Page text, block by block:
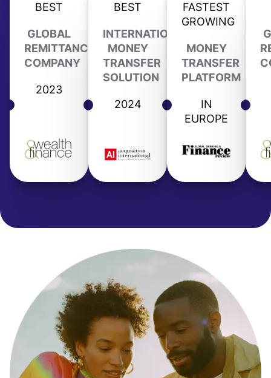
BEST
GLOBAL
REMITTANCE
COMPANY
2023
BEST
INTERNATIONAL
MONEY
TRANSFER
SOLUTION
2024
FASTEST
GROWING
MONEY
TRANSFER
PLATFORM
IN
EUROPE